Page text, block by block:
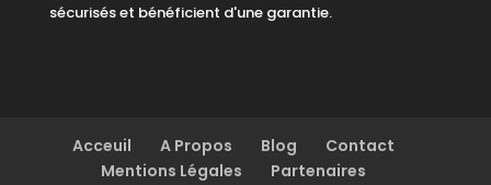
sécurisés et bénéficient d'une garantie.
Acceuil A Propos Blog
Contact
Mentions Légales
Partenaires